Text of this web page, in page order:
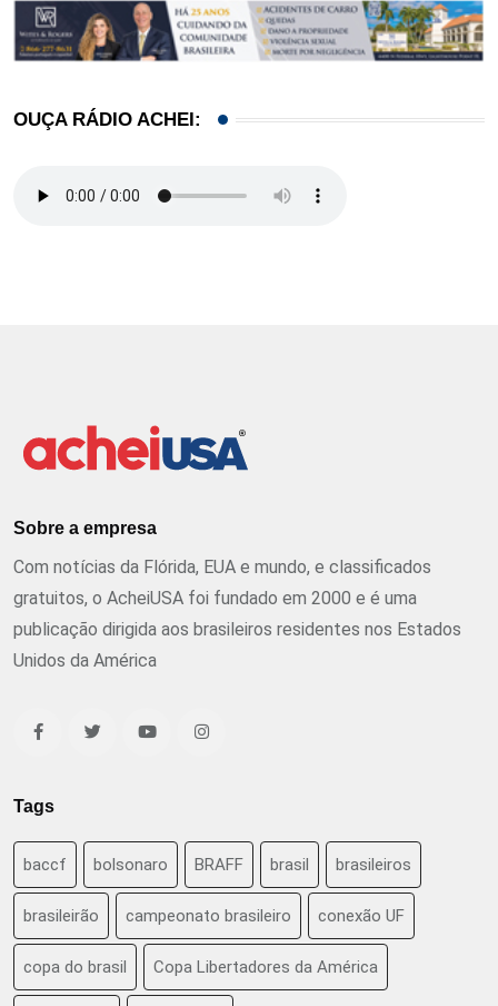
OUÇA RÁDIO ACHEI:
Sobre a empresa
Com notícias da Flórida, EUA e mundo, e classificados
gratuitos, o AcheiUSA foi fundado em 2000 e é uma
publicação dirigida aos brasileiros residentes nos Estados
Unidos da América
Tags
baccf bolsonaro BRAFF brasil brasileiros
brasileirão campeonato brasileiro conexão UF
copa do brasil Copa Libertadores da América